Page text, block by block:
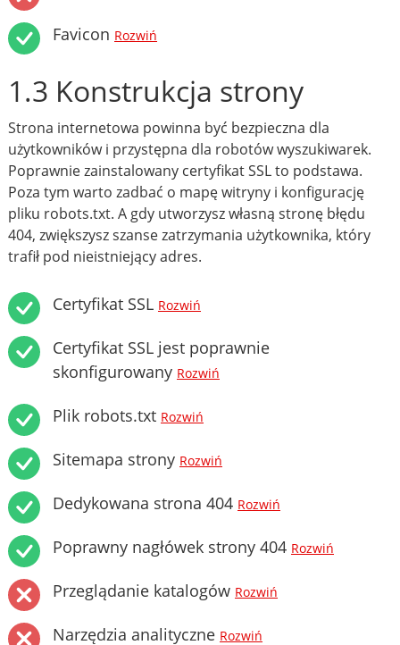
Favicon Rozwiń
1.3 Konstrukcja strony
Strona internetowa powinna być bezpieczna dla
użytkowników i przystępna dla robotów wyszukiwarek.
Poprawnie zainstalowany certyfikat SSL to podstawa.
Poza tym warto zadbać o mapę witryny i konfigurację
pliku robots.txt. A gdy utworzysz własną stronę błędu
404, zwiększysz szanse zatrzymania użytkownika, który
trafił pod nieistniejący adres.
Certyfikat SSL Rozwiń
Certyfikat SSL jest poprawnie
skonfigurowany Rozwiń
Plik robots.txt Rozwiń
Sitemapa strony Rozwiń
Dedykowana strona 404 Rozwiń
Poprawny nagłówek strony 404 Rozwiń
Przeglądanie katalogów Rozwiń
Narzędzia analityczne Rozwiń